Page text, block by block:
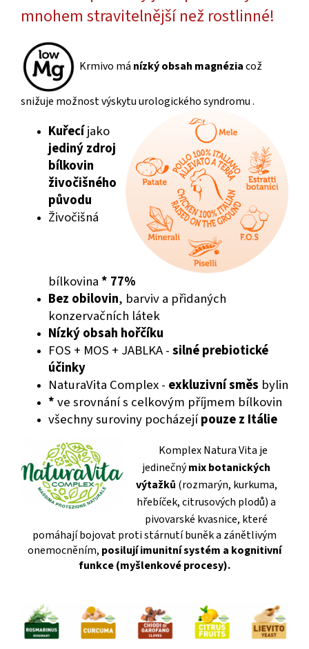
mnohem stravitelnější než rostlinné!
Krmivo má nízký obsah magnéziacož
snižuje možnost výskytu urologického syndromu .
Kuřecíjako
jediný zdroj
bílkovin
živočišného
původu
Živočišná
bílkovina * 77%
Bez obilovin, barviv a přidaných
konzervačních látek
Nízký obsah hořčíku
FOS + MOS + JABLKA -silné prebiotické
účinky
NaturaVita Complex - exkluzivní směs bylin
*ve srovnání s celkovým příjmem bílkovin
všechny suroviny pocházejípouze z Itálie
Komplex Natura Vita je
jedinečnýmix botanických
výtažků (rozmarýn, kurkuma,
hřebíček, citrusových plodů) a
pivovarské kvasnice, které
pomáhají bojovat proti stárnutí buněk a zánětlivým
onemocněním, posilují imunitní systém a kognitivní
funkce (myšlenkové procesy).